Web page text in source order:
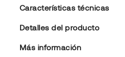
Características técnicas
Detalles del producto
Más información